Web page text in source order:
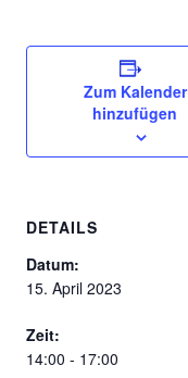
Zum Kalender
hinzufügen
DETAILS
Datum:
15. April 2023
Zeit:
14:00 - 17:00